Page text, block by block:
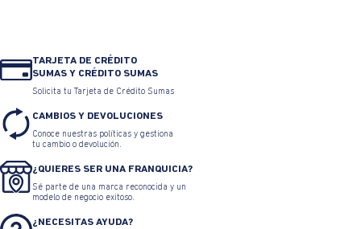
TARJETA DE CRÉDITO
SUMAS Y CRÉDITO SUMAS
Solicita tu Tarjeta de Crédito Sumas
CAMBIOS Y DEVOLUCIONES
Conoce nuestras políticas y gestiona
tu cambio o devolución.
¿QUIERES SER UNA FRANQUICIA?
Sé parte de una marca reconocida y un
modelo de negocio exitoso.
¿NECESITAS AYUDA?